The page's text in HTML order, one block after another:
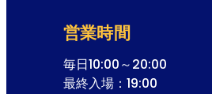
営業時間
毎日10:00～20:00
最終入場：19:00